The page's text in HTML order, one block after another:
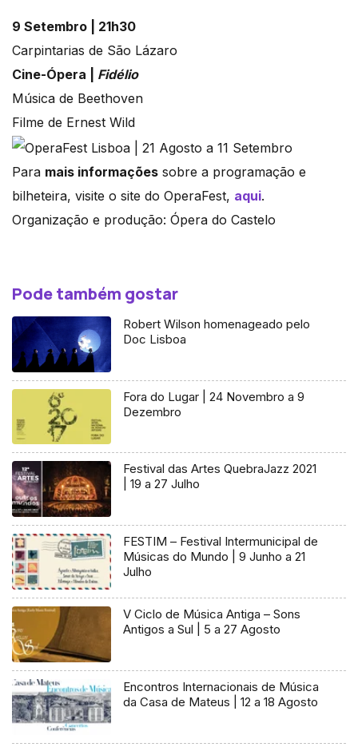
9 Setembro | 21h30
Carpintarias de São Lázaro
Cine-Ópera | Fidélio
Música de Beethoven
Filme de Ernest Wild
Para mais informações sobre a programação e
bilheteira, visite o site do OperaFest, aqui.
Organização e produção: Ópera do Castelo
Pode também gostar
Robert Wilson homenageado pelo
Doc Lisboa
Fora do Lugar | 24 Novembro a 9
Dezembro
Festival das Artes QuebraJazz 2021
| 19 a 27 Julho
FESTIM – Festival Intermunicipal de
Músicas do Mundo | 9 Junho a 21
Julho
V Ciclo de Música Antiga – Sons
Antigos a Sul | 5 a 27 Agosto
Encontros Internacionais de Música
da Casa de Mateus | 12 a 18 Agosto